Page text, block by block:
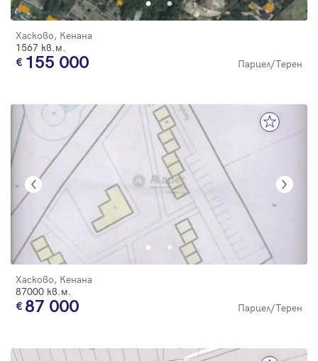
Хасково, Кенана
1567 кв.м.
155 000 Парцел/Терен
Хасково, Кенана
87000 кв.м.
87 000 Парцел/Терен